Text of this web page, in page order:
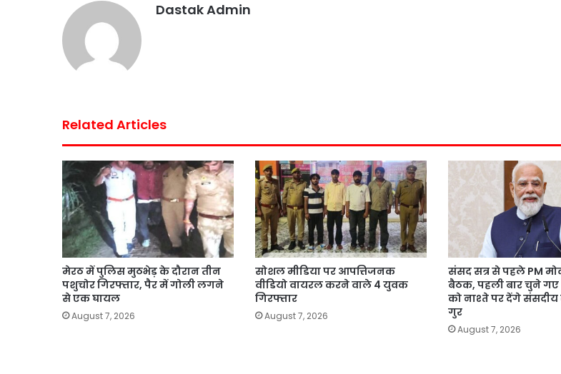
s
Dastak Admin
Related Articles
मेरठ में पुलिस मुठभेड़ के दौरान तीन
पशुचोर गिरफ्तार, पैर में गोली लगने
से एक घायल
August 7, 2026
सोशल मीडिया पर आपत्तिजनक
वीडियो वायरल करने वाले 4 युवक
गिरफ्तार
August 7, 2026
संसद सत्र से पहले PM
बैठक, पहली बार चुने गए
को नाश्ते पर देंगे
गुर
August 7, 2026